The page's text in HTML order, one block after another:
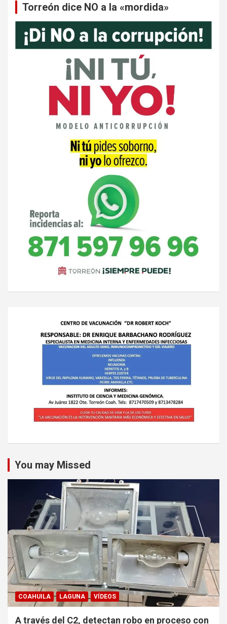
Torreón dice NO a la «mordida»
You may Missed
COAHUILA LAGUNA VÍDEOS
A través del C2, detectan robo en proceso con